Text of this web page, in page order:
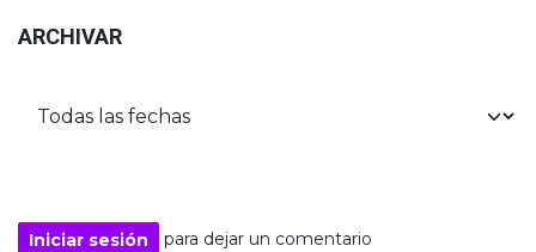
ARCHIVAR
Iniciar sesión para dejar un comentario